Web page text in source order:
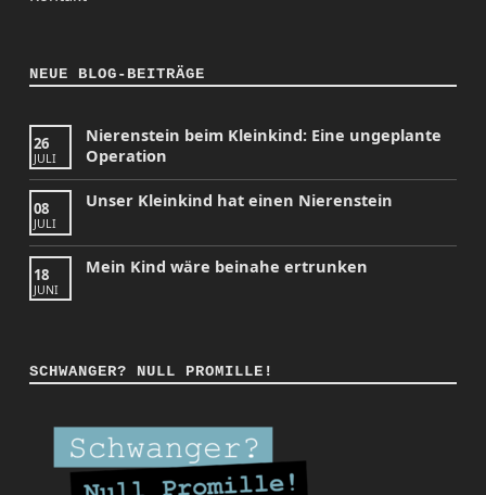
NEUE BLOG-BEITRÄGE
26
JULI
Nierenstein beim Kleinkind: Eine ungeplante
Operation
08
JULI
Unser Kleinkind hat einen Nierenstein
18
JUNI
Mein Kind wäre beinahe ertrunken
SCHWANGER? NULL PROMILLE!